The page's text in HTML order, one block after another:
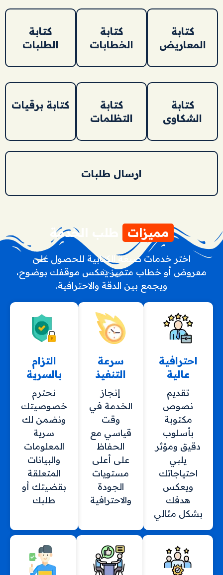
كتابة
المعاريض
كتابة
الخطابات
كتابة
الطلبات
كتابة
الشكاوى
كتابة
التظلمات
كتابة برقيات
ارسال طلبات
مميزات طلب الخدمة
اختر خدمات صيغة الكتابية للحصول على
معروض أو خطاب متميز يعكس موقفك بوضوح،
ويجمع بين الدقة والاحترافية.
احترافية
عالية
تقديم
نصوص
مكتوبة
بأسلوب
دقيق ومؤثر
يلبي
احتياجاتك
ويعكس
هدفك
بشكل مثالي
سرعة
التنفيذ
إنجاز
الخدمة في
وقت
قياسي مع
الحفاظ
على أعلى
مستويات
الجودة
والاحترافية
التزام
بالسرية
نحترم
خصوصيتك
ونضمن لك
سرية
المعلومات
والبيانات
المتعلقة
بقضيتك أو
طلبك